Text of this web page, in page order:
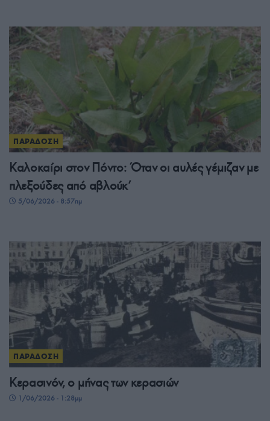
ΠΑΡΑΔΟΣΗ
Καλοκαίρι στον Πόντο: Όταν οι αυλές γέμιζαν με
πλεξούδες από αβλούκ’
5/06/2026 - 8:57πμ
ΠΑΡΑΔΟΣΗ
Κερασινόν, ο μήνας των κερασιών
1/06/2026 - 1:28μμ